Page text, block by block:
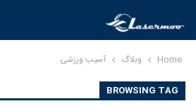
Home وبلاگ آسیب ورزشی
BROWSING TAG